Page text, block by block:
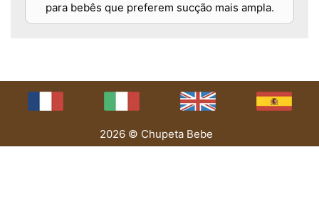
para bebês que preferem sucção mais ampla.
2026 © Chupeta Bebe